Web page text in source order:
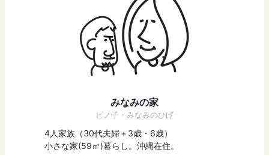
みなみの家
ピノ子・みなみのひげ
4人家族（30代夫婦＋3歳・6歳）
小さな家(59㎡)暮らし。沖縄在住。